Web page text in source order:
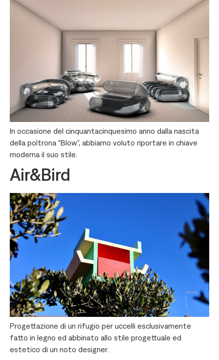
In occasione del cinquantacinquesimo anno dalla nascita
della poltrona “Blow”, abbiamo voluto riportare in chiave
moderna il suo stile.
Air&Bird
Progettazione di un rifugio per uccelli esclusivamente
fatto in legno ed abbinato allo stile progettuale ed
estetico di un noto designer.